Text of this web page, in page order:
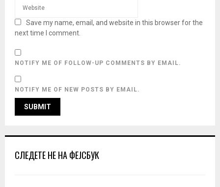
Save my name, email, and website in this browser for the
next time I comment.
NOTIFY ME OF FOLLOW-UP COMMENTS BY EMAIL.
NOTIFY ME OF NEW POSTS BY EMAIL.
СЛЕДЕТЕ НЕ НА ФЕЈСБУК